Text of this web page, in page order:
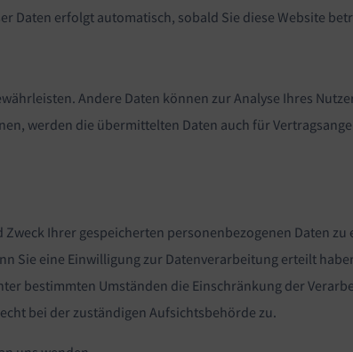
Daten erfolgt automatisch, sobald Sie diese Website
Andere Daten können zur Analyse Ihres
werden die übermittelten Daten auch für
Ihrer gespeicherten personenbezogenen Daten zu
Sie eine Einwilligung zur Datenverarbeitung erteilt
bestimmten Umständen die Einschränkung der
bei der zuständigen Aufsichtsbehörde zu.